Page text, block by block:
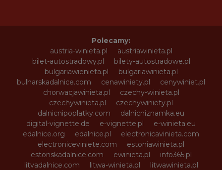
Polecamy:
austria-winieta.pl
austriawinieta.pl
bilet-autostradowy.pl
bilety-autostradowe.pl
bulgariawienieta.pl
bulgariawinieta.pl
bulharskadalnice.com
cenawiniety.pl
cenywiniet.pl
chorwacjawinieta.pl
czechy-winieta.pl
czechywinieta.pl
czechywiniety.pl
dalnicnipoplatky.com
dalnicniznamka.eu
digital-vignette.de
e-vignette.pl
e-winieta.eu
edalnice.org
edalnice.pl
electronicavinieta.com
electroniceviniete.com
estoniawinieta.pl
estonskadalnice.com
ewinieta.pl
info365.pl
litvadalnice.com
litwa-winieta.pl
litwawinieta.pl